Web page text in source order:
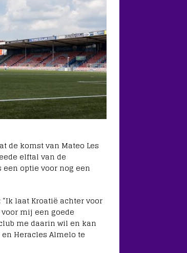
de komst van Mateo Les
elftal van de
een optie voor nog een
laat Kroatië achter voor
mij een goede
me daarin wil en kan
Heracles Almelo te